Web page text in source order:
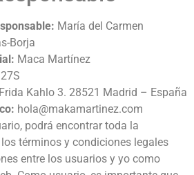
María del Carmen
Borja
Maca Martínez
Kahlo 3. 28521 Madrid – España
hola@makamartinez.com
podrá encontrar toda la
términos y condiciones legales
entre los usuarios y yo como